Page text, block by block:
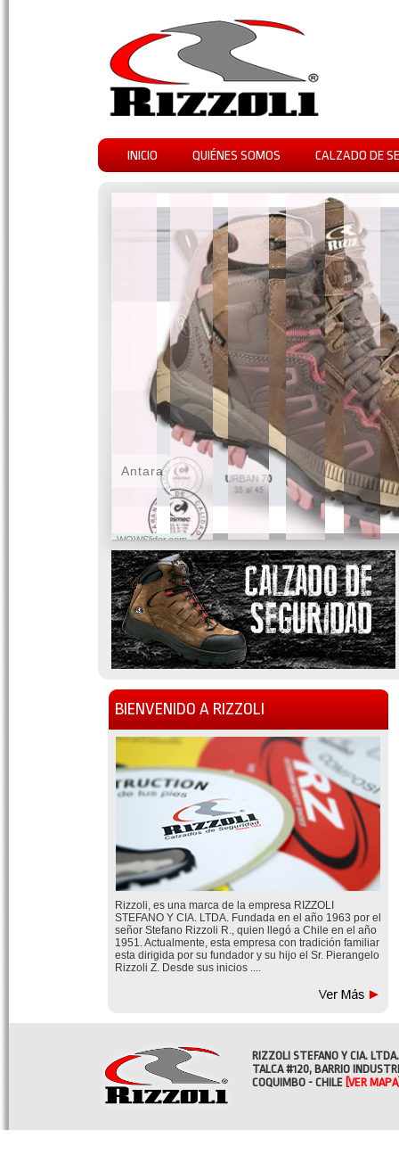
INICIO QUIÉNES SOMOS CALZADO DE
WOWSlider.com
Antara
BIENVENIDO A RIZZOLI
Rizzoli, es una marca de la empresa RIZZOLI
STEFANO Y CIA. LTDA. Fundada en el año 1963 por el
señor Stefano Rizzoli R., quien llegó a Chile en el año
1951. Actualmente, esta empresa con tradición familiar
esta dirigida por su fundador y su hijo el Sr. Pierangelo
Rizzoli Z. Desde sus inicios ....
RIZZOLI STEFANO Y CIA. LTDA.
TALCA #120, BARRIO
COQUIMBO - CHILE [VER